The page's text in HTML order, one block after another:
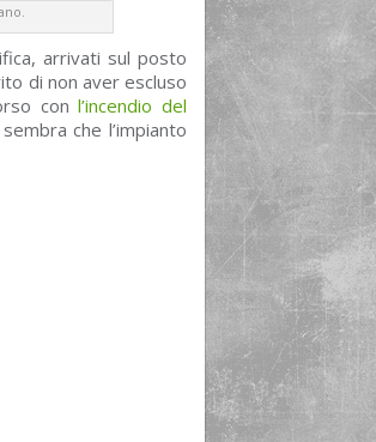
arrivati sul posto
di non aver escluso
conl’incendio del
che l’impianto